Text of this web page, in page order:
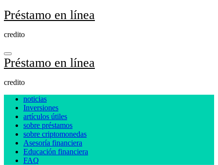
Ir
al
Préstamo en línea
credito
Préstamo en línea
credito
noticias
Inversiones
artículos útiles
sobre préstamos
sobre criptomonedas
Asesoría financiera
Educación financiera
FAQ